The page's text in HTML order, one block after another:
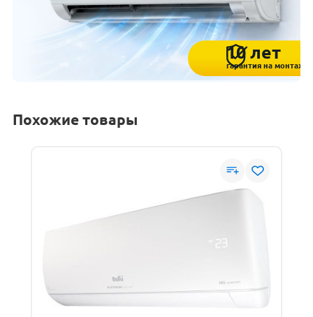
10 лет
гарантия на монтаж
Похожие товары